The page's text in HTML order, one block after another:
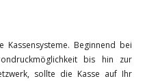
Kassensysteme. Beginnend bei
bis hin zur
sollte die Kasse auf Ihr